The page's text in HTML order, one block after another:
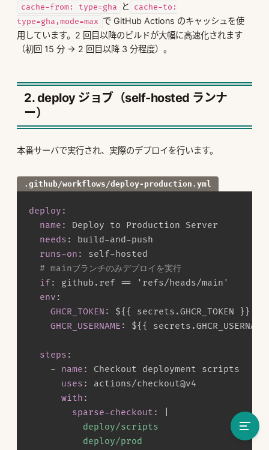
cache-from: type=gha と
cache-to:
type=gha,mode=max で GitHub Actions のキャッシュを使
用しています。2 回目以降のビルドが大幅に高速化されます
（初回 15 分 → 2 回目以降 3 分程度）。
2. deploy ジョブ（self-hosted ランナ
ー）
本番サーバで実行され、実際のデプロイを行います。
.github/workflows/deploy-production.yml
deploy :
name :
Deploy to Production Server
needs : build-and-push
runs-on : self-hosted
# mainブランチのみデプロイを実行
if :
github.ref == 'refs/heads/main'
env :
GHCR_TOKEN : ${ { secrets.GHCR_TOKEN } }
GHCR_USERNAME : ${ {
steps :
-
name :
Checkout deployment scripts
uses :
actions/checkout@v4
with :
sparse-checkout :
          deploy/scripts
          deploy/prod